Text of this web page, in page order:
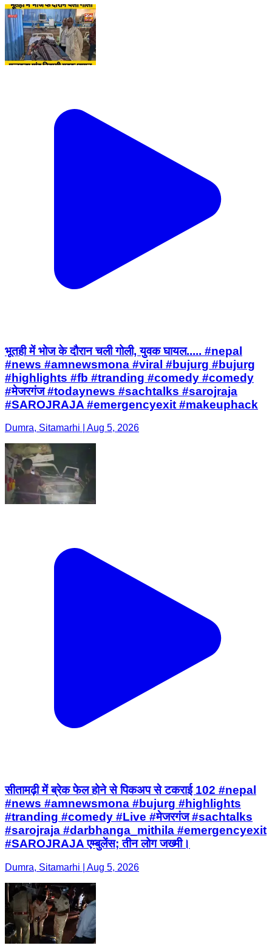
भूतही में भोज के दौरान चली गोली, युवक घायल..... #nepal
#news #amnewsmona #viral #bujurg #bujurg
#highlights #fb #tranding #comedy #comedy
#मेजरगंज #todaynews #sachtalks #sarojraja
#SAROJRAJA #emergencyexit #makeuphack
Dumra, Sitamarhi | Aug 5, 2026
सीतामढ़ी में ब्रेक फेल होने से पिकअप से टकराई 102 #nepal
#news #amnewsmona #bujurg #highlights
#tranding #comedy #Live #मेजरगंज #sachtalks
#sarojraja #darbhanga_mithila #emergencyexit
#SAROJRAJA एम्बुलेंस; तीन लोग जख्मी।
Dumra, Sitamarhi | Aug 5, 2026